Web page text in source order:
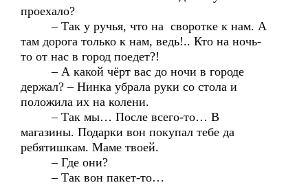
проехало?
– Так у ручья, что на своротке к нам. А
там дорога только к нам, ведь!.. Кто на ночь-
то от нас в город поедет?!
– А какой чёрт вас до ночи в городе
держал? – Нинка убрала руки со стола и
положила их на колени.
– Так мы… После всего-то… В
магазины. Подарки вон покупал тебе да
ребятишкам. Маме твоей.
– Где они?
– Так вон пакет-то…